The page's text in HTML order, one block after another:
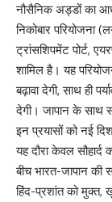
नौसैनिक अड्डों का
निकोबार
ट्रांसशिपमेंट पोर्ट,
शामिल है। यह
बढ़ावा देगी, साथ ही
देगी। जापान के साथ
इन प्रयासों को नई
यह दौरा केवल
बीच भारत-जापान की
हिंद-प्रशांत को मुक्त,